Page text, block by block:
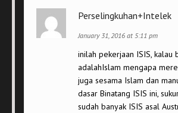
Perselingkuhan+Intelek
January 31, 2016 at 5:11 pm
inilah pekerjaan ISIS, kalau
adalahIslam mengapa
juga sesama Islam dan
dasar Binatang ISIS ini,
sudah banyak ISIS asal